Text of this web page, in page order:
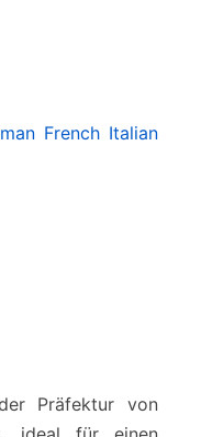
French Italian
Präfektur von